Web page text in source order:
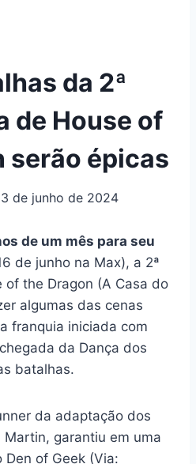
da 2ª
de House of
serão épicas
3 de junho de 2024
de um mês para seu
de junho na Max), a 2ª
the Dragon (A Casa do
algumas das cenas
franquia iniciada com
da Dança dos
batalhas.
da adaptação dos
Martin, garantiu em uma
of Geek (Via: